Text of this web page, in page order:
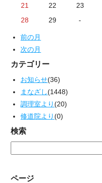
21
22 23
28
29 -
前の月
次の月
カテゴリー
お知らせ(36)
まなざし(1448)
調理室より(20)
修道院より(0)
検索
ページ